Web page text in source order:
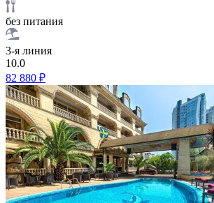
без питания
3-я линия
10.0
82 880 ₽